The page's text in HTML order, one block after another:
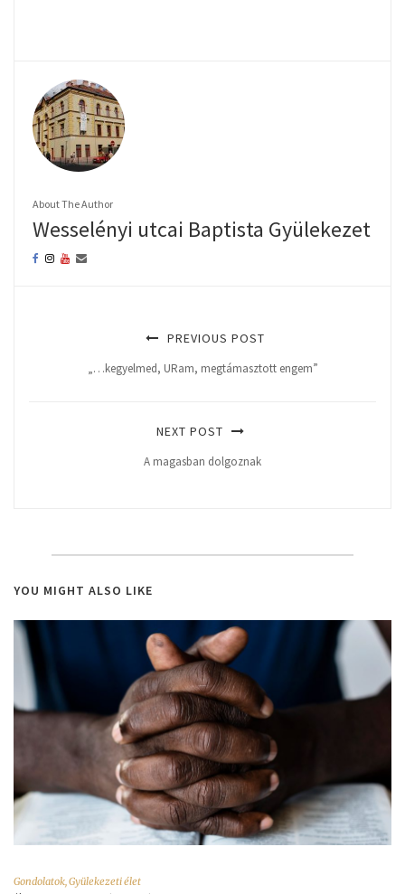
About The Author
Wesselényi utcai Baptista Gyülekezet
PREVIOUS POST
„…kegyelmed, URam, megtámasztott engem”
NEXT POST
A magasban dolgoznak
YOU MIGHT ALSO LIKE
Gondolatok,Gyülekezeti élet